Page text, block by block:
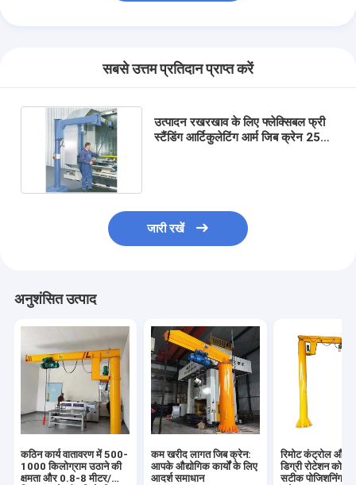
सबसे उत्तम प्रतिदान प्राप्त करें
उत्पादन रखरखाव के लिए फ्लेक्सिबल फ्री
स्टैंडिंग आर्टिकुलेटिंग आर्म जिब क्रेन 250
जारी रखें
अनुशंसित उत्पाद
कठिन कार्य वातावरण में 500-
1000 किलोग्राम उठाने की
क्षमता और 0.8-8 मीटर/
कम खरीद लागत जिब क्रेन:
आपके औद्योगिक कार्यों के लिए
आदर्श समाधान
रिमोट कंट्रोल और
डिग्री रोटेशन कोण
सटीक पोजिशनिंग